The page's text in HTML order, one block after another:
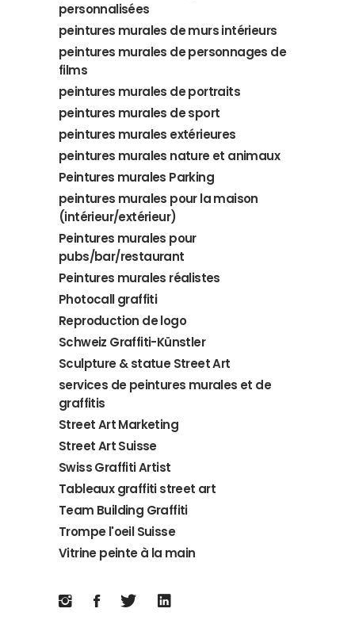
personnalisées
peintures murales de murs intérieurs
peintures murales de personnages de
films
peintures murales de portraits
peintures murales de sport
peintures murales extérieures
peintures murales nature et animaux
Peintures murales Parking
peintures murales pour la maison
(intérieur/extérieur)
Peintures murales pour
pubs/bar/restaurant
Peintures murales réalistes
Photocall graffiti
Reproduction de logo
Schweiz Graffiti-Künstler
Sculpture & statue Street Art
services de peintures murales et de
graffitis
Street Art Marketing
Street Art Suisse
Swiss Graffiti Artist
Tableaux graffiti street art
Team Building Graffiti
Trompe l'oeil Suisse
Vitrine peinte à la main